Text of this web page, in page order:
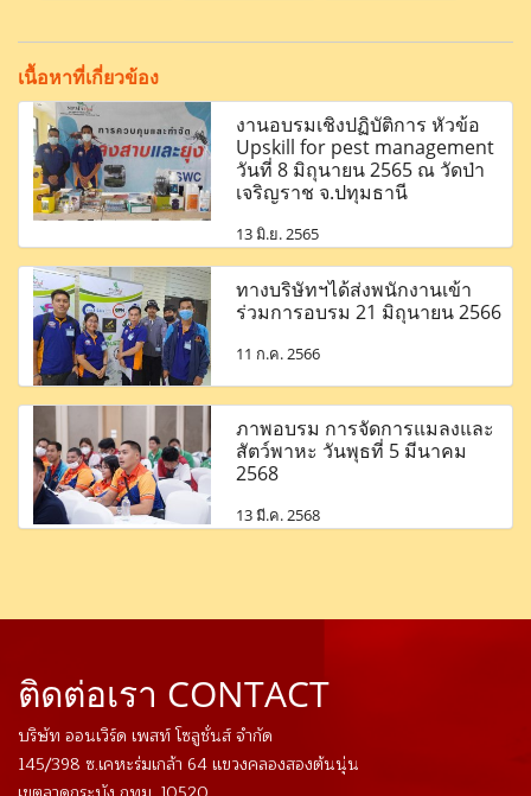
เนื้อหาที่เกี่ยวข้อง
งานอบรมเชิงปฏิบัติการ หัวข้อ
Upskill for pest management
วันที่ 8 มิถุนายน 2565 ณ วัดป่า
เจริญราช จ.ปทุมธานี
13 มิ.ย. 2565
ทางบริษัทฯได้ส่งพนักงานเข้า
ร่วมการอบรม 21 มิถุนายน 2566
11 ก.ค. 2566
ภาพอบรม การจัดการแมลงและ
สัตว์พาหะ วันพุธที่ 5 มีนาคม
2568
13 มี.ค. 2568
ติดต่อเรา CONTACT
บริษัท ออนเวิร์ด เพสท์ โซลูชั่นส์ จำกัด
145/398 ซ.เคหะร่มเกล้า 64 แขวงคลองสองต้นนุ่น